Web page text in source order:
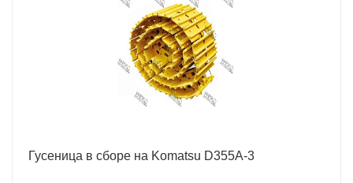
Гусеница в сборе на Komatsu D355A-3